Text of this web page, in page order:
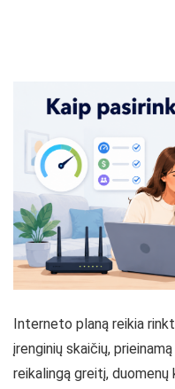
Interneto planą reikia
įrenginių skaičių,
reikalingą greitį,